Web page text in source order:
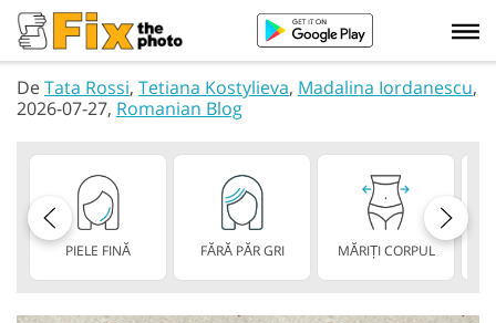
DeTata Rossi, Tetiana Kostylieva, Madalina Iordanescu,
2026-07-27, Romanian Blog
PIELE FINĂ FĂRĂ PĂR GRI MĂRIȚI CORPUL